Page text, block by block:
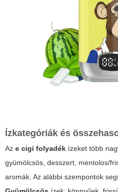
Ízkategóriák és
Az e cigi folyadék ízeket több
gyümölcsös, desszert, mentolos/
aromák. Az alábbi szempontok